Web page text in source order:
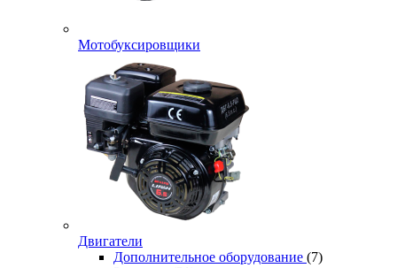
Мотобуксировщики
Двигатели
Дополнительное оборудование (7)